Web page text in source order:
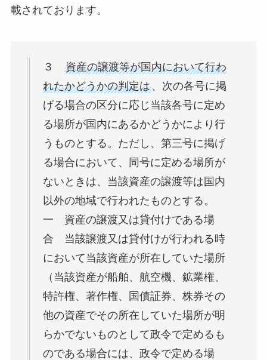
載されております。
３ 資産の譲渡等が国内において行わ
れたかどうかの判定は、次の各号に掲
げる場合の区分に応じ当該各号に定め
る場所が国内にあるかどうかにより行
うものとする。ただし、第三号に掲げ
る場合において、同号に定める場所が
ないときは、当該資産の譲渡等は国内
以外の地域で行われたものとする。
一 資産の譲渡又は貸付けである場
合 当該譲渡又は貸付けが行われる時
において当該資産が所在していた場所
（当該資産が船舶、航空機、鉱業権、
特許権、著作権、国債証券、株券その
他の資産でその所在していた場所が明
らかでないものとして政令で定めるも
のである場合には、政令で定める場